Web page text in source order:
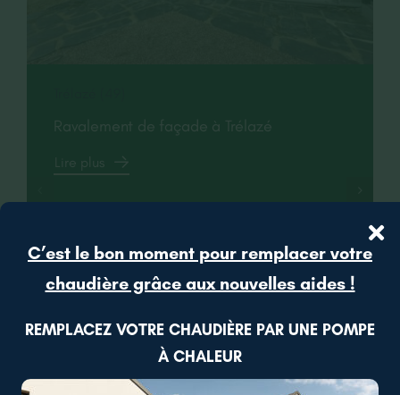
Ravalement de façade à Trélazé
Lire plus
C’est le bon moment pour remplacer votre
chaudière grâce aux nouvelles aides !
REMPLACEZ VOTRE CHAUDIÈRE PAR UNE POMPE
À CHALEUR